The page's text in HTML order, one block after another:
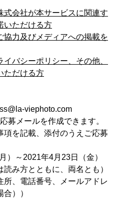
式会社が本サービスに関連す
いただける方
協力及びメディアへの掲載を
バシーポリシー、その他、
ただける方
viephoto.com
募メールを作成できます。
項を記載、添付のうえご応募
）～2021年4月23日（金）
み方とともに、両名とも）
所、電話番号、メールアドレ
））